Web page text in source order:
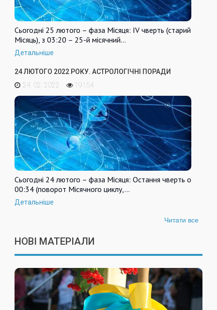
Сьогодні 25 лютого – фаза Місяця: IV чверть (старий
Місяць), з 03:20 – 25-й місячний…
Детальніше
24 ЛЮТОГО 2022 РОКУ. АСТРОЛОГІЧНІ ПОРАДИ
24. 02. 2022
19154
Сьогодні 24 лютого – фаза Місяця: Остання чверть о
00:34 (поворот Місячного циклу,…
Детальніше
Читати все
НОВІ МАТЕРІАЛИ